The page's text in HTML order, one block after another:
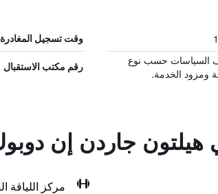
وقت تسجيل المغادرة
السياسات حسب نوع
ومزود الخدمة.
رقم مكتب الاستقبال
هيلتون جاردن إن
مركز اللياقة